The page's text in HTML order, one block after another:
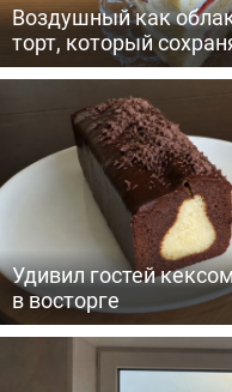
Воздушный как
торт, который
Удивил гостей
в восторге